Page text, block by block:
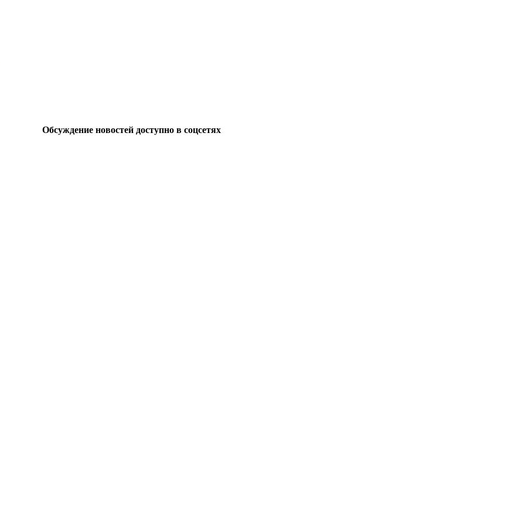
Обсуждение новостей доступно в соцсетях